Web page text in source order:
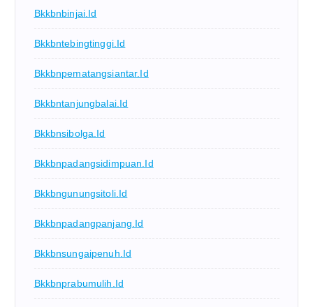
Bkkbnbinjai.id
Bkkbntebingtinggi.id
Bkkbnpematangsiantar.id
Bkkbntanjungbalai.id
Bkkbnsibolga.id
Bkkbnpadangsidimpuan.id
Bkkbngunungsitoli.id
Bkkbnpadangpanjang.id
Bkkbnsungaipenuh.id
Bkkbnprabumulih.id